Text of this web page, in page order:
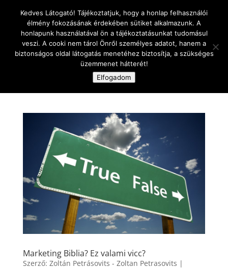
Oldal kiválasztása
Marketing Biblia? Ez valami vicc?
Szerző: Zoltán Petrásovits - Zoltan Petrasovits |
Kedves Látogató! Tájékoztatjuk, hogy a honlap felhasználói
élmény fokozásának érdekében sütiket alkalmazunk. A
honlapunk használatával ön a tájékoztatásunkat tudomásul
veszi. A cooki nem tárol Önről személyes adatot, hanem a
biztonságos oldal látogatás menetéhez biztosítja, a szükséges
üzemmenet hátterét!
Elfogadom